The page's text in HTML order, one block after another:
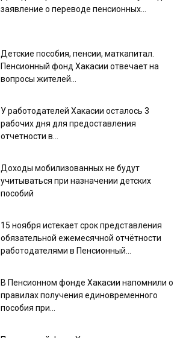
заявление о переводе пенсионных...
Детские пособия, пенсии, маткапитал.
Пенсионный фонд Хакасии отвечает на
вопросы жителей...
У работодателей Хакасии осталось 3
рабочих дня для предоставления
отчетности в...
Доходы мобилизованных не будут
учитываться при назначении детских
пособий
15 ноября истекает срок представления
обязательной ежемесячной отчётности
работодателями в Пенсионный...
В Пенсионном фонде Хакасии напомнили о
правилах получения единовременного
пособия при...